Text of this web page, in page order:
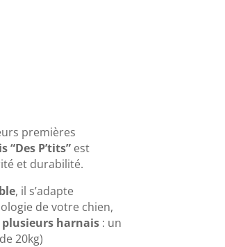
premières
“Des P’tits”est
et durabilité.
, il s’adapte
de votre chien,
plusieurs harnais: un
20kg)